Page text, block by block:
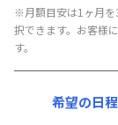
月額賃料目安
賃料 : 135,000円
光熱費他 :
※月額目安は1ヶ月を
択できます。お客様
す。
希望の日